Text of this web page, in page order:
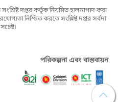
দপ্তর কর্তৃক নিয়মিত হালনাগাদ করা
নিশ্চিত করতে সংশ্লিষ্ট দপ্তর সর্বদা
সচেষ্ট।
পরিকল্পনা এবং বাস্তবায়ন